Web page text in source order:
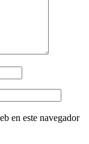
en este navegador